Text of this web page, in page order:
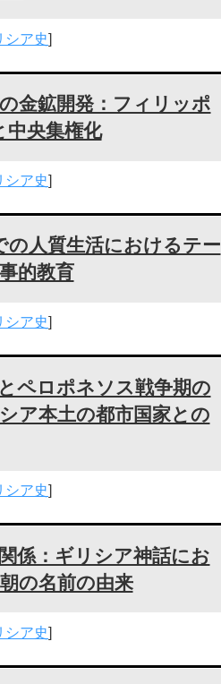
シア史]
金鉱開発：フィリッポ
中央集権化
シア史]
人質生活におけるテー
的教育
シア史]
ペロポネソス戦争期の
ア本土の都市国家との
シア史]
係：ギリシア神話にお
の名前の由来
シア史]